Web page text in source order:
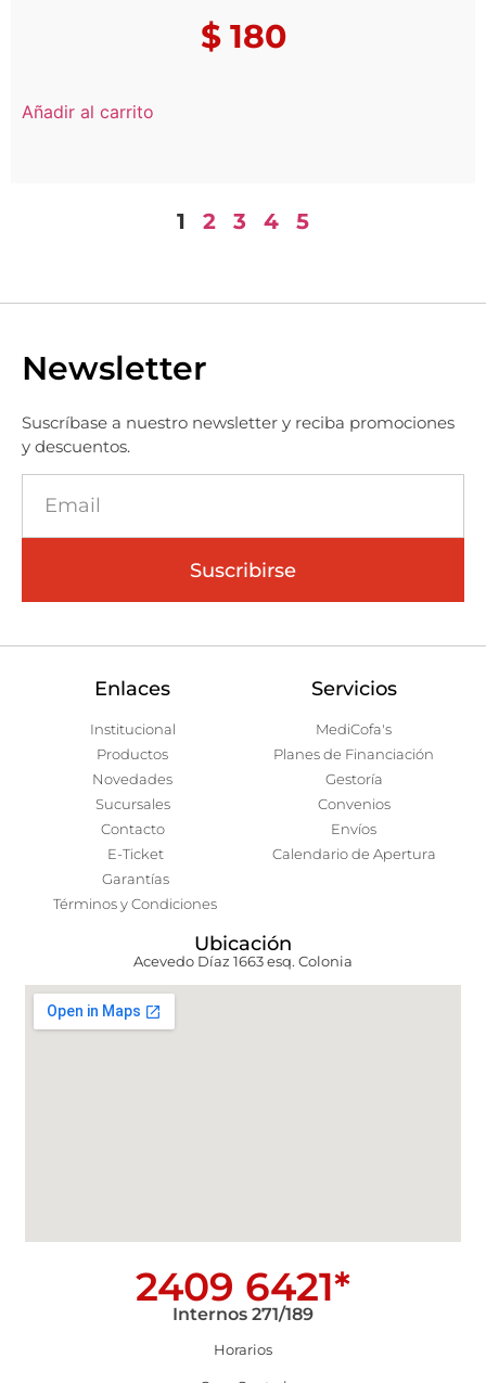
$180
Añadir al carrito
1 2 3 4 5
Newsletter
Suscríbase a nuestro newsletter y reciba promociones
y descuentos.
Suscribirse
Enlaces
Institucional
Productos
Novedades
Sucursales
Contacto
E-Ticket
Garantías
Términos y Condiciones
Servicios
MediCofa's
Planes de Financiación
Gestoría
Convenios
Envíos
Calendario de Apertura
Ubicación
Acevedo Díaz 1663 esq. Colonia
2409 6421*
Internos 271/189
Horarios